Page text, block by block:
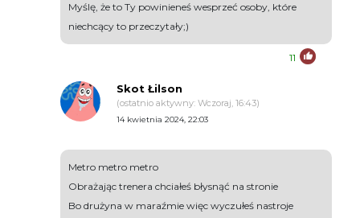
Myślę, że to Ty powinieneś wesprzeć osoby, które
niechcący to przeczytały;)
11
Skot Łilson
(ostatnio aktywny: Wczoraj, 16:43)
14 kwietnia 2024, 22:03
Metro metro metro
Obrażając trenera chciałeś błysnąć na stronie
Bo drużyna w maraźmie więc wyczułeś nastroje